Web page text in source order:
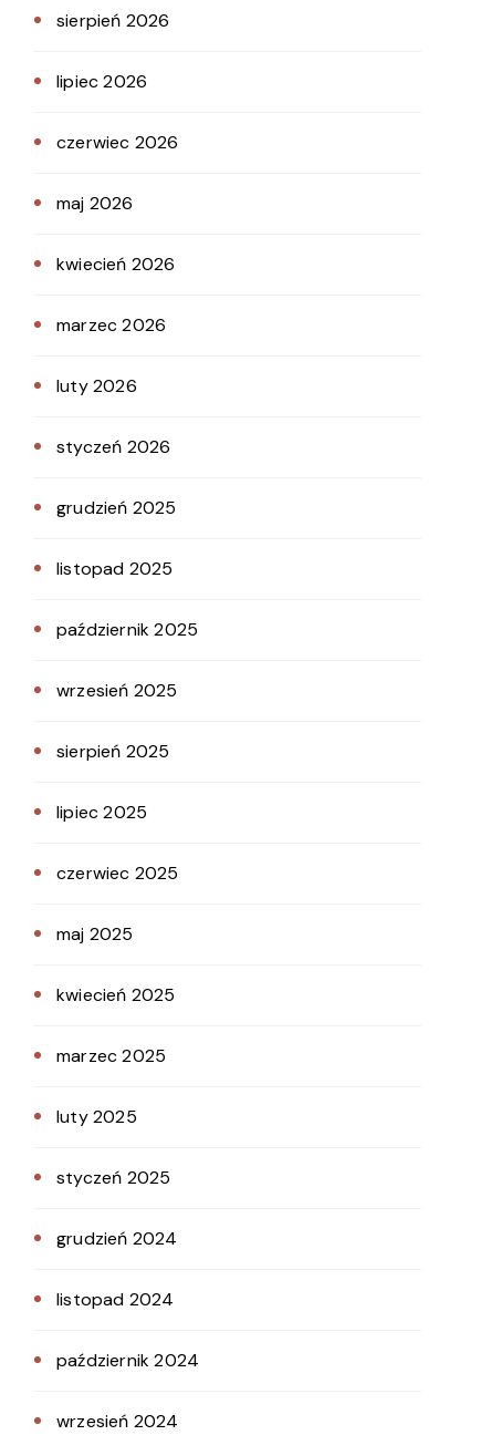
sierpień 2026
lipiec 2026
czerwiec 2026
maj 2026
kwiecień 2026
marzec 2026
luty 2026
styczeń 2026
grudzień 2025
listopad 2025
październik 2025
wrzesień 2025
sierpień 2025
lipiec 2025
czerwiec 2025
maj 2025
kwiecień 2025
marzec 2025
luty 2025
styczeń 2025
grudzień 2024
listopad 2024
październik 2024
wrzesień 2024